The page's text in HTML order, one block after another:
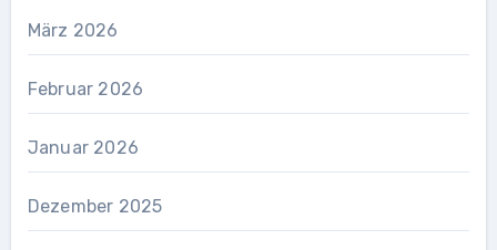
März 2026
Februar 2026
Januar 2026
Dezember 2025